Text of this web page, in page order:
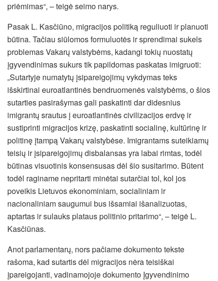
priėmimas“, – teigė seimo narys.
Pasak L. Kasčiūno, migracijos politiką reguliuoti ir planuoti
būtina. Tačiau siūlomos formuluotės ir sprendimai sukels
problemas Vakarų valstybėms, kadangi tokių nuostatų
įgyvendinimas sukurs tik papildomas paskatas imigruoti:
„Sutartyje numatytų įsipareigojimų vykdymas teks
išskirtinai euroatlantinės bendruomenės valstybėms, o šios
sutarties pasirašymas gali paskatinti dar didesnius
imigrantų srautus į euroatlantinės civilizacijos erdvę ir
sustiprinti migracijos krizę, paskatinti socialinę, kultūrinę ir
politinę įtampą Vakarų valstybėse. Imigrantams suteikiamų
teisių ir įsipareigojimų disbalansas yra labai rimtas, todėl
būtinas visuotinis konsensusas dėl šio susitarimo. Būtent
todėl raginame nepritarti minėtai sutarčiai tol, kol jos
poveikis Lietuvos ekonominiam, socialiniam ir
nacionaliniam saugumui bus išsamiai išanalizuotas,
aptartas ir sulauks plataus politinio pritarimo“, – teigė L.
Kasčiūnas.
Anot parlamentarų, nors pačiame dokumento tekste
rašoma, kad sutartis dėl migracijos nėra teisiškai
įpareigojanti, vadinamojoje dokumento Įgyvendinimo